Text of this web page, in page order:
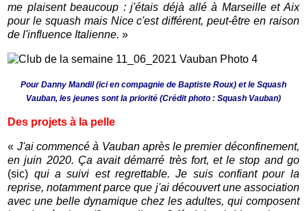
me plaisent beaucoup : j'étais déjà allé à Marseille et Aix
pour le squash mais Nice c'est différent, peut-être en raison
de l'influence Italienne.»
Pour Danny Mandil (ici en compagnie de Baptiste Roux) et le Squash
Vauban, les jeunes sont la priorité (Crédit photo : Squash Vauban)
Des projets à la pelle
« J'ai commencé à Vauban après le premier déconfinement,
en juin 2020. Ça avait démarré très fort, et le stop and go
(sic) qui a suivi est regrettable. Je suis confiant pour la
reprise, notamment parce que j'ai découvert une association
avec une belle dynamique chez les adultes, qui composent